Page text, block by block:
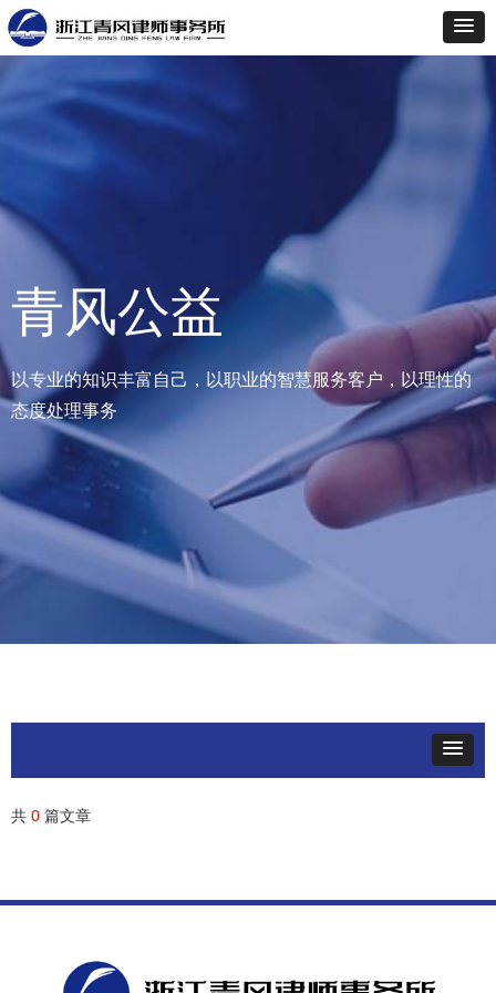
共 0 篇文章
青风公益
以专业的知识丰富自己，以职业的智慧服务客户，以理性的
态度处理事务